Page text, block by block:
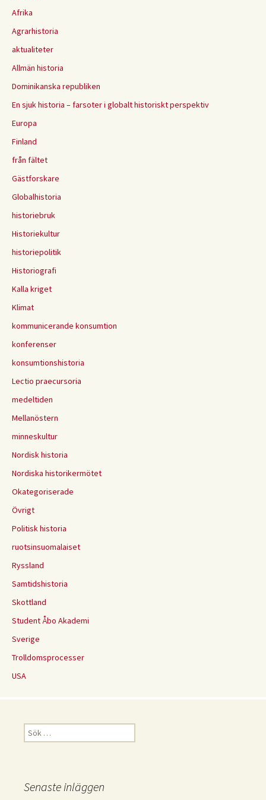
Afrika
Agrarhistoria
aktualiteter
Allmän historia
Dominikanska republiken
En sjuk historia – farsoter i globalt historiskt perspektiv
Europa
Finland
från fältet
Gästforskare
Globalhistoria
historiebruk
Historiekultur
historiepolitik
Historiografi
Kalla kriget
Klimat
kommunicerande konsumtion
konferenser
konsumtionshistoria
Lectio praecursoria
medeltiden
Mellanöstern
minneskultur
Nordisk historia
Nordiska historikermötet
Okategoriserade
Övrigt
Politisk historia
ruotsinsuomalaiset
Ryssland
Samtidshistoria
Skottland
Student Åbo Akademi
Sverige
Trolldomsprocesser
USA
Sök
efter:
Senaste inläggen